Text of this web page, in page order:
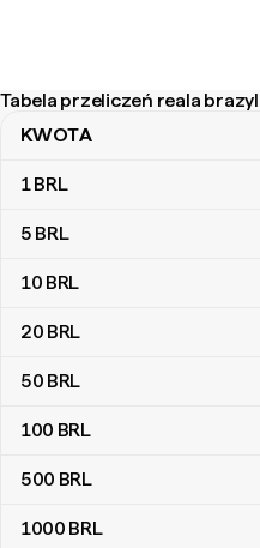
Tabela przeliczeń reala
Tabela przeliczeń reala
KWOTA
1BRL
5 BRL
10 BRL
20 BRL
50 BRL
100 BRL
500 BRL
1000 BRL